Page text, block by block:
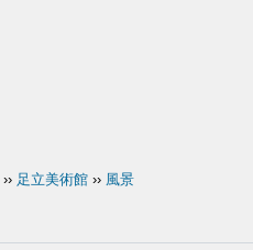
›› 足立美術館 ›› 風景